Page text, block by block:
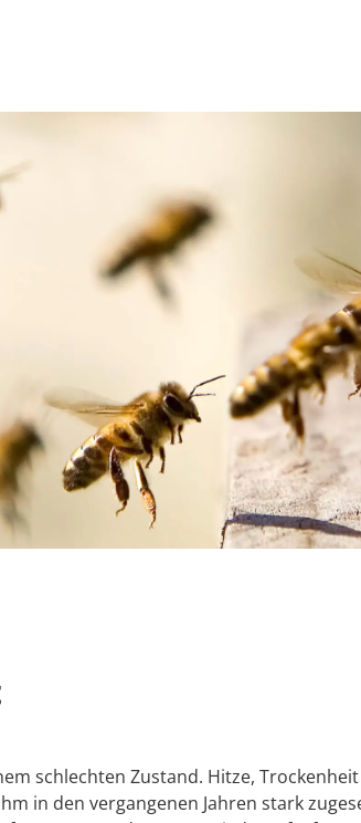
schlechten Zustand. Hitze,
in den vergangenen Jahren stark